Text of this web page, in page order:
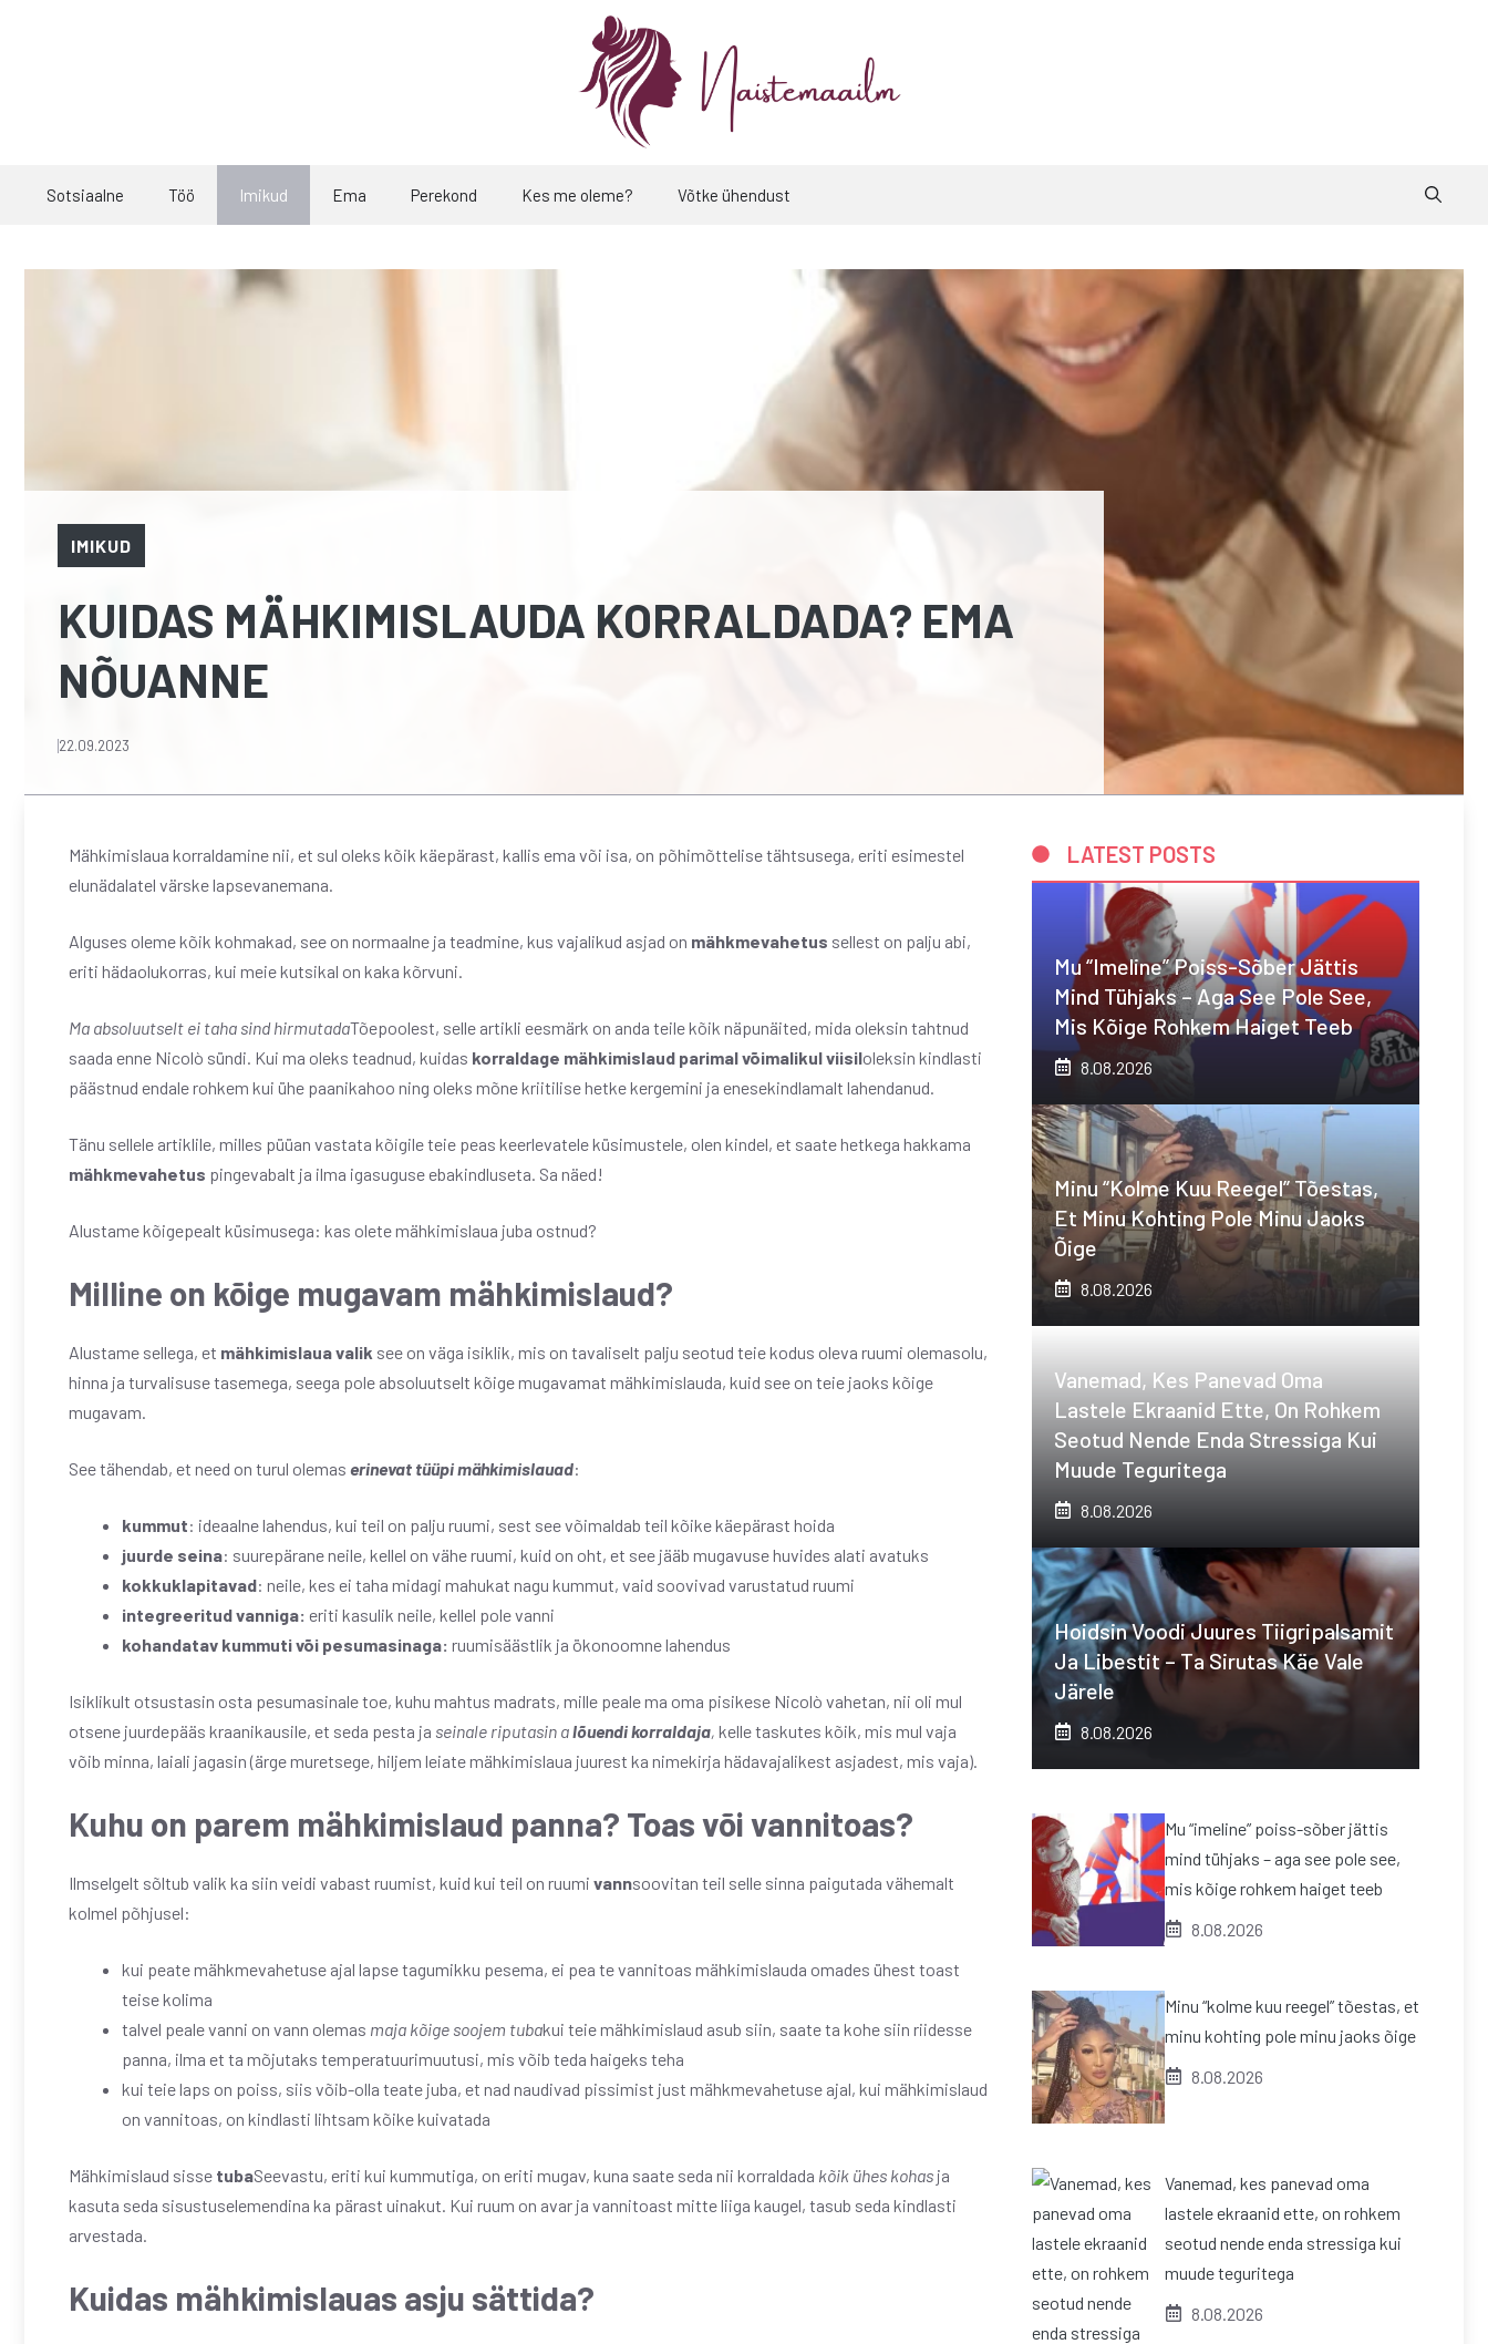
Sotsiaalne Töö Imikud Ema Perekond Kes me oleme? Võtke ühendust
IMIKUD
KUIDAS MÄHKIMISLAUDA KORRALDADA? EMA
NÕUANNE
22.09.2023
Mähkimislaua korraldamine nii, et sul oleks kõik käepärast, kallis ema või isa, on põhimõttelise tähtsusega, eriti esimestel
elunädalatel värske lapsevanemana.
Alguses oleme kõik kohmakad, see on normaalne ja teadmine, kus vajalikud asjad on mähkmevahetus sellest on palju abi,
eriti hädaolukorras, kui meie kutsikal on kaka kõrvuni.
Ma absoluutselt ei taha sind hirmutadaTõepoolest, selle artikli eesmärk on anda teile kõik näpunäited, mida oleksin tahtnud
saada enne Nicolò sündi. Kui ma oleks teadnud, kuidas korraldage mähkimislaud parimal võimalikul viisiloleksin kindlasti
päästnud endale rohkem kui ühe paanikahoo ning oleks mõne kriitilise hetke kergemini ja enesekindlamalt lahendanud.
Tänu sellele artiklile, milles püüan vastata kõigile teie peas keerlevatele küsimustele, olen kindel, et saate hetkega hakkama
mähkmevahetus pingevabalt ja ilma igasuguse ebakindluseta. Sa näed!
Alustame kõigepealt küsimusega: kas olete mähkimislaua juba ostnud?
Milline on kõige mugavam mähkimislaud?
Alustame sellega, et mähkimislaua valik see on väga isiklik, mis on tavaliselt palju seotud teie kodus oleva ruumi olemasolu,
hinna ja turvalisuse tasemega, seega pole absoluutselt kõige mugavamat mähkimislauda, ​​kuid see on teie jaoks kõige
mugavam.
See tähendab, et need on turul olemas erinevat tüüpi mähkimislauad:
kummut: ideaalne lahendus, kui teil on palju ruumi, sest see võimaldab teil kõike käepärast hoida
juurde seina: suurepärane neile, kellel on vähe ruumi, kuid on oht, et see jääb mugavuse huvides alati avatuks
kokkuklapitavad: neile, kes ei taha midagi mahukat nagu kummut, vaid soovivad varustatud ruumi
integreeritud vanniga: eriti kasulik neile, kellel pole vanni
kohandatav kummuti või pesumasinaga: ruumisäästlik ja ökonoomne lahendus
Isiklikult otsustasin osta pesumasinale toe, kuhu mahtus madrats, mille peale ma oma pisikese Nicolò vahetan, nii oli mul
otsene juurdepääs kraanikausile, et seda pesta ja seinale riputasin alõuendi korraldaja, kelle taskutes kõik, mis mul vaja
võib minna, laiali jagasin (ärge muretsege, hiljem leiate mähkimislaua juurest ka nimekirja hädavajalikest asjadest, mis vaja).
Kuhu on parem mähkimislaud panna? Toas või vannitoas?
Ilmselgelt sõltub valik ka siin veidi vabast ruumist, kuid kui teil on ruumi vannsoovitan teil selle sinna paigutada vähemalt
kolmel põhjusel:
kui peate mähkmevahetuse ajal lapse tagumikku pesema, ei pea te vannitoas mähkimislauda omades ühest toast
teise kolima
talvel peale vanni on vann olemas maja kõige soojem tubakui teie mähkimislaud asub siin, saate ta kohe siin riidesse
panna, ilma et ta mõjutaks temperatuurimuutusi, mis võib teda haigeks teha
kui teie laps on poiss, siis võib-olla teate juba, et nad naudivad pissimist just mähkmevahetuse ajal, kui mähkimislaud
on vannitoas, on kindlasti lihtsam kõike kuivatada
Mähkimislaud sisse tubaSeevastu, eriti kui kummutiga, on eriti mugav, kuna saate seda nii korraldada kõik ühes kohas ja
kasuta seda sisustuselemendina ka pärast uinakut. Kui ruum on avar ja vannitoast mitte liiga kaugel, tasub seda kindlasti
arvestada.
Kuidas mähkimislauas asju sättida?
LATEST POSTS
Mu “imeline” Poiss-Sõber Jättis
Mind Tühjaks – Aga See Pole See,
Mis Kõige Rohkem Haiget Teeb
8.08.2026
Minu “kolme Kuu Reegel” Tõestas,
Et Minu Kohting Pole Minu Jaoks
Õige
8.08.2026
Vanemad, Kes Panevad Oma
Lastele Ekraanid Ette, On Rohkem
Seotud Nende Enda Stressiga Kui
Muude Teguritega
8.08.2026
Hoidsin Voodi Juures Tiigripalsamit
Ja Libestit – Ta Sirutas Käe Vale
Järele
8.08.2026
Mu “imeline” poiss-sõber jättis
mind tühjaks – aga see pole see,
mis kõige rohkem haiget teeb
8.08.2026
Minu “kolme kuu reegel” tõestas, et
minu kohting pole minu jaoks õige
8.08.2026
Vanemad, kes panevad oma
lastele ekraanid ette, on rohkem
seotud nende enda stressiga kui
muude teguritega
8.08.2026